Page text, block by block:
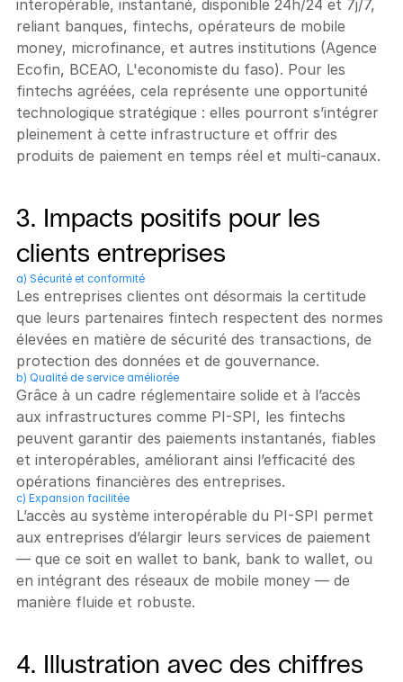
interopérable, instantané, disponible 24h/24 et 7j/7,
reliant banques, fintechs, opérateurs de mobile
money, microfinance, et autres institutions (Agence
Ecofin, BCEAO, L'economiste du faso). Pour les
fintechs agréées, cela représente une opportunité
technologique stratégique : elles pourront s’intégrer
pleinement à cette infrastructure et offrir des
produits de paiement en temps réel et multi-canaux.
3. Impacts positifs pour les
clients entreprises
a) Sécurité et conformité
Les entreprises clientes ont désormais la certitude
que leurs partenaires fintech respectent des normes
élevées en matière de sécurité des transactions, de
protection des données et de gouvernance.
b) Qualité de service améliorée
Grâce à un cadre réglementaire solide et à l’accès
aux infrastructures comme PI-SPI, les fintechs
peuvent garantir des paiements instantanés, fiables
et interopérables, améliorant ainsi l’efficacité des
opérations financières des entreprises.
c) Expansion facilitée
L’accès au système interopérable du PI-SPI permet
aux entreprises d’élargir leurs services de paiement
— que ce soit en wallet to bank, bank to wallet, ou
en intégrant des réseaux de mobile money — de
manière fluide et robuste.
4. Illustration avec des chiffres